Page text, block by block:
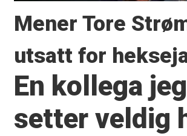
Mener Tore
utsatt for
En kollega jeg
setter veldig